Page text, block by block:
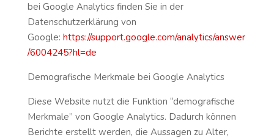
bei Google Analytics finden Sie in der
Datenschutzerklärung von
Google: https://support.google.com/analytics/answer
/6004245?hl=de
Demografische Merkmale bei Google Analytics
Diese Website nutzt die Funktion “demografische
Merkmale” von Google Analytics. Dadurch können
Berichte erstellt werden, die Aussagen zu Alter,